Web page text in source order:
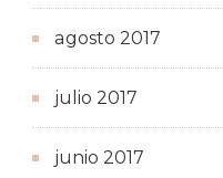
agosto 2017
julio 2017
junio 2017